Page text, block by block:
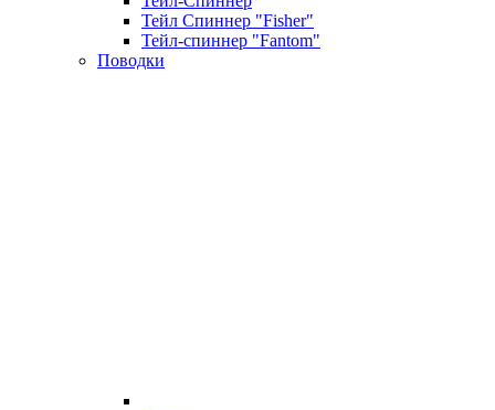
Тейл Спиннер "Fisher"
Тейл-спиннер "Fantom"
Поводки